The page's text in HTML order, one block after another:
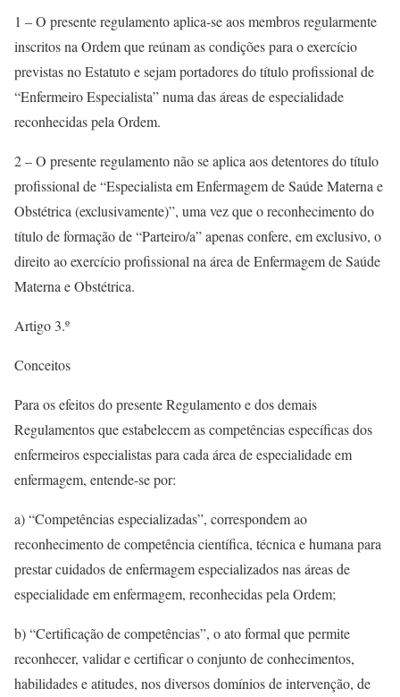
1 – O presente regulamento aplica-se aos membros regularmente
inscritos na Ordem que reúnam as condições para o exercício
previstas no Estatuto e sejam portadores do título profissional de
“Enfermeiro Especialista” numa das áreas de especialidade
reconhecidas pela Ordem.
2 – O presente regulamento não se aplica aos detentores do título
profissional de “Especialista em Enfermagem de Saúde Materna e
Obstétrica (exclusivamente)”, uma vez que o reconhecimento do
título de formação de “Parteiro/a” apenas confere, em exclusivo, o
direito ao exercício profissional na área de Enfermagem de Saúde
Materna e Obstétrica.
Artigo 3.º
Conceitos
Para os efeitos do presente Regulamento e dos demais
Regulamentos que estabelecem as competências específicas dos
enfermeiros especialistas para cada área de especialidade em
enfermagem, entende-se por:
a) “Competências especializadas”, correspondem ao
reconhecimento de competência científica, técnica e humana para
prestar cuidados de enfermagem especializados nas áreas de
especialidade em enfermagem, reconhecidas pela Ordem;
b) “Certificação de competências”, o ato formal que permite
reconhecer, validar e certificar o conjunto de conhecimentos,
habilidades e atitudes, nos diversos domínios de intervenção, de